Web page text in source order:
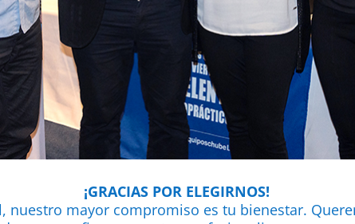
¡GRACIAS POR ELEGIRNOS!
nuestro mayor compromiso es tu bienestar.